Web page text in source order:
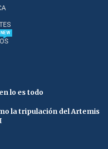
NEW
lo es todo
la tripulación del Artemis